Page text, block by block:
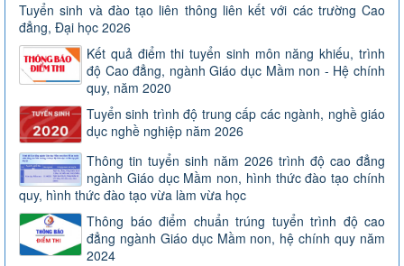
Tuyển sinh và đào tạo liên thông liên kết với các trường Cao
đẳng, Đại học 2026
Kết quả điểm thi tuyển sinh môn năng khiếu, trình
độ Cao đẳng, ngành Giáo dục Mầm non - Hệ chính
quy, năm 2020
Tuyển sinh trình độ trung cấp các ngành, nghề giáo
dục nghề nghiệp năm 2026
Thông tin tuyển sinh năm 2026 trình độ cao đẳng
ngành Giáo dục Mầm non, hình thức đào tạo chính
quy, hình thức đào tạo vừa làm vừa học
Thông báo điểm chuẩn trúng tuyển trình độ cao
đẳng ngành Giáo dục Mầm non, hệ chính quy năm
2024